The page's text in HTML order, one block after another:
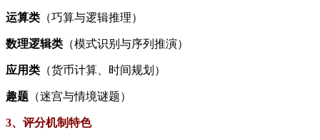
​运算类​ ​（巧算与逻辑推理）
​数理逻辑类​ ​（模式识别与序列推演）
​应用类​ ​（货币计算、时间规划）
​趣题​ ​（迷宫与情境谜题）
3、​​评分机制特色​